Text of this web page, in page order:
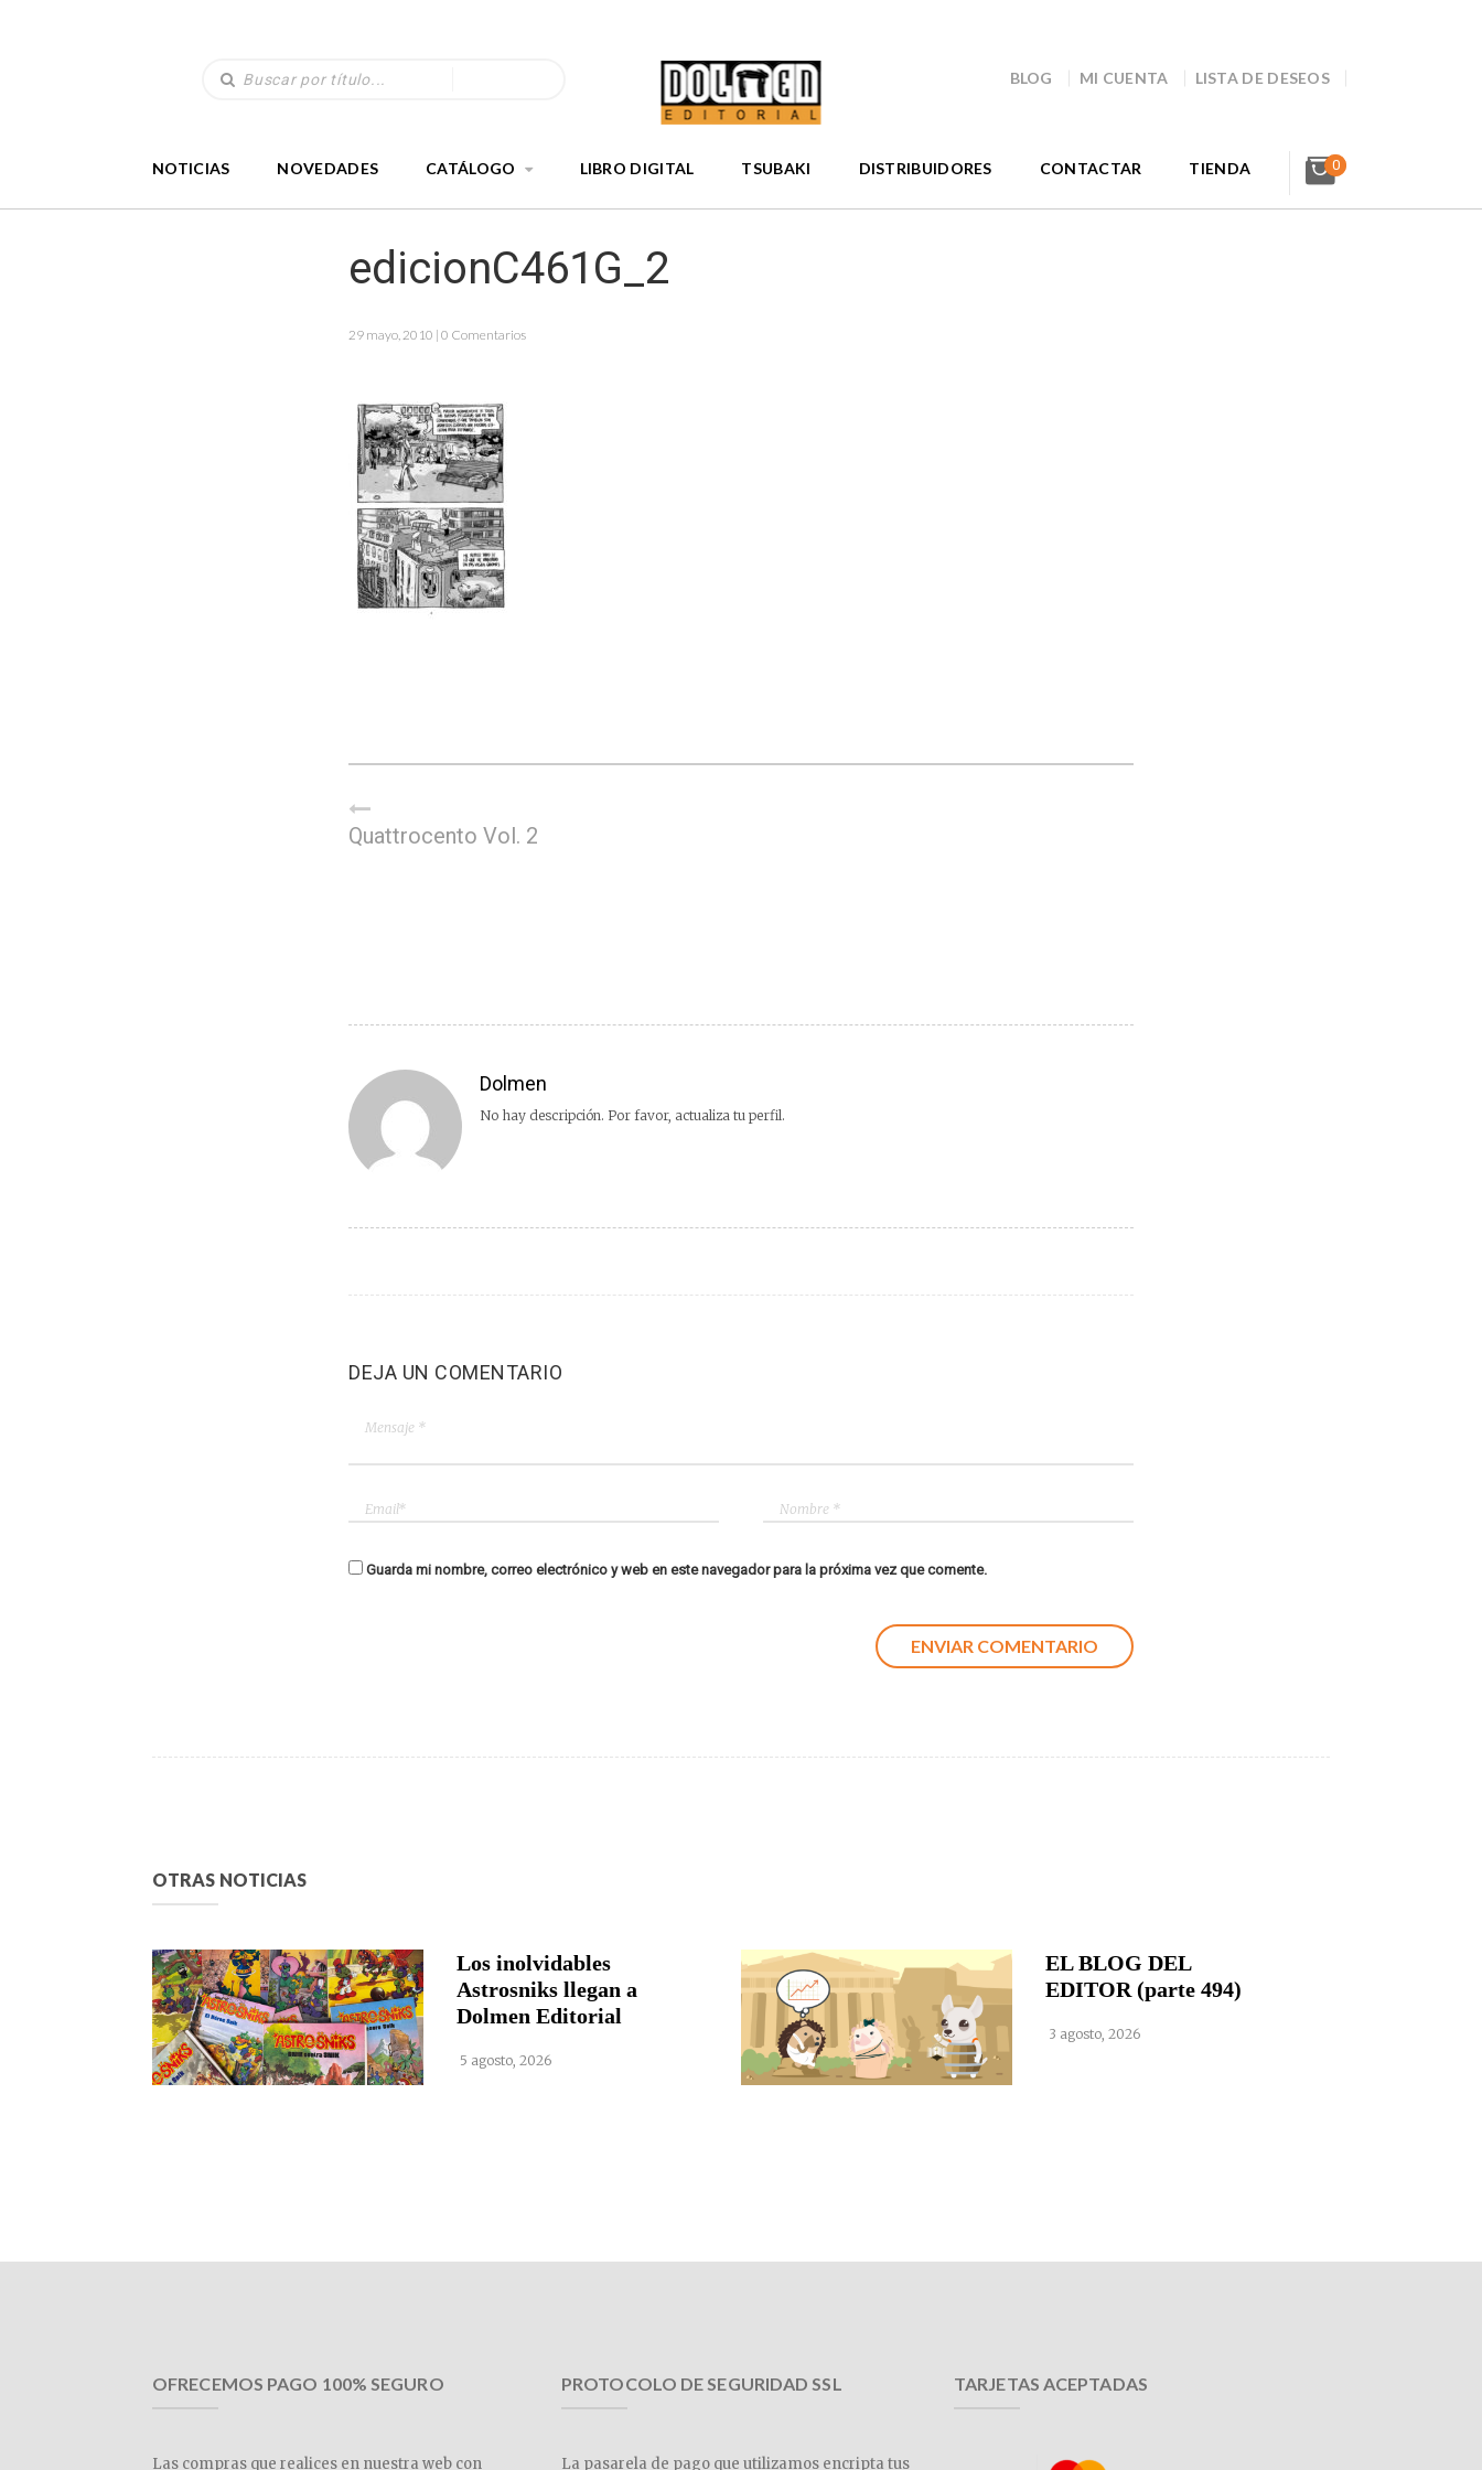
BLOG MI CUENTA LISTA DE DESEOS
NOTICIAS NOVEDADES CATÁLOGO LIBRO DIGITAL TSUBAKI DISTRIBUIDORES CONTACTAR TIENDA 0
edicionC461G_2
29 mayo, 2010 | 0 Comentarios
Quattrocento Vol. 2
Dolmen
No hay descripción. Por favor, actualiza tu perfil.
DEJA UN COMENTARIO
Guarda mi nombre, correo electrónico y web en este navegador para la próxima vez que comente.
OTRAS NOTICIAS
Los inolvidables
Astrosniks llegan a
Dolmen Editorial
5 agosto, 2026
EL BLOG DEL
EDITOR (parte 494)
3 agosto, 2026
OFRECEMOS PAGO 100% SEGURO
Las compras que realices en nuestra web con
PROTOCOLO DE SEGURIDAD SSL
La pasarela de pago que utilizamos encripta tus
TARJETAS ACEPTADAS